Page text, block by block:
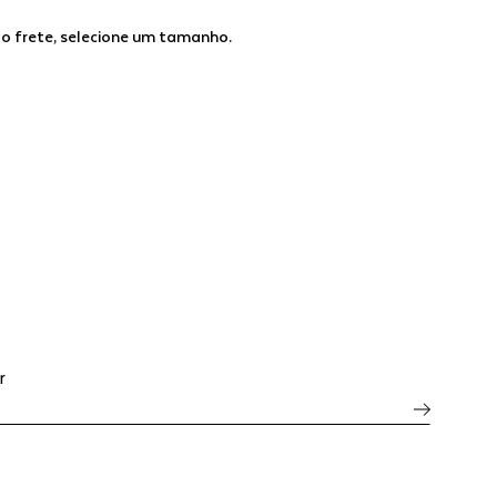
frete, selecione um tamanho.